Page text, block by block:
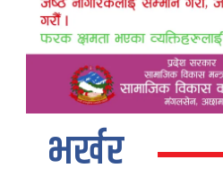
भर्खर